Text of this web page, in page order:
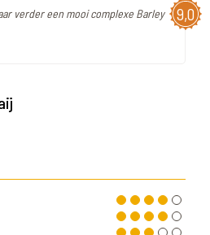
9,0
verder een mooi complexe Barley